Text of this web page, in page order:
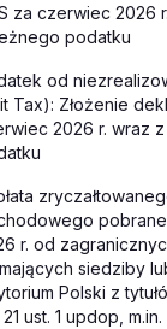
za czerwiec 2026
podatku
od
Tax): Złożenie
2026 r. wraz
r. od
siedziby
Polski z
21 ust. 1 updop,